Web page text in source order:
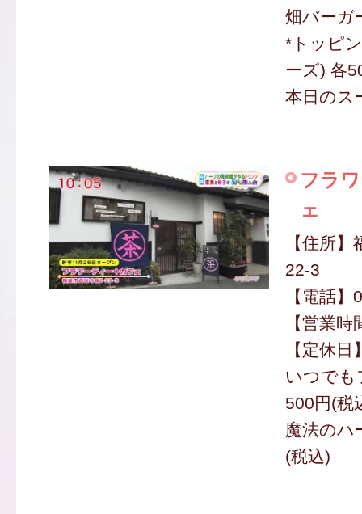
畑バーガ
*トッピ
ーズ) 各
本日のス
フラ
ェ
【住所
22-3
【電話
【営業
【定休
いつでも
500円(税
魔法のハ
(税込)